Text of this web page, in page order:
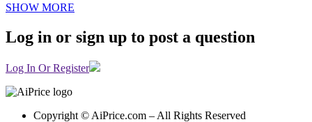
SHOW MORE
Log in or sign up to post a question
Log In Or Register
Copyright © AiPrice.com – All Rights Reserved